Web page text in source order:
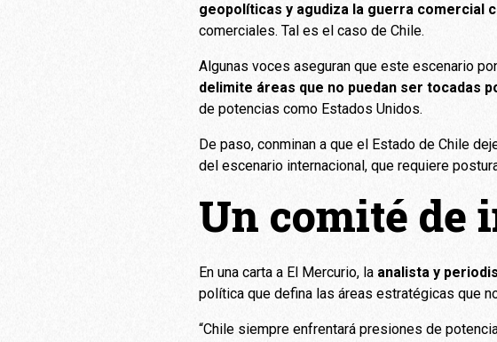
geopolíticas y agudiza la guerra comercial
comerciales. Tal es el caso de Chile.
Algunas voces aseguran que este escenario
delimite áreas que no puedan ser tocadas
de potencias como Estados Unidos.
De paso, conminan a que el Estado de Chile
del escenario internacional, que requiere
Un comité de
En una carta a El Mercurio, la analista y
política que defina las áreas estratégicas que
“Chile siempre enfrentará presiones de